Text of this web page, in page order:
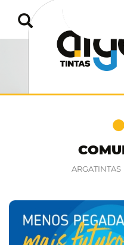
ARGATINTAS